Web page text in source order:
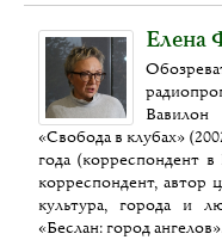
Елена
«Свобода в клубах»
года (корреспондент
корреспондент, автор
культура, города и
«Беслан: город